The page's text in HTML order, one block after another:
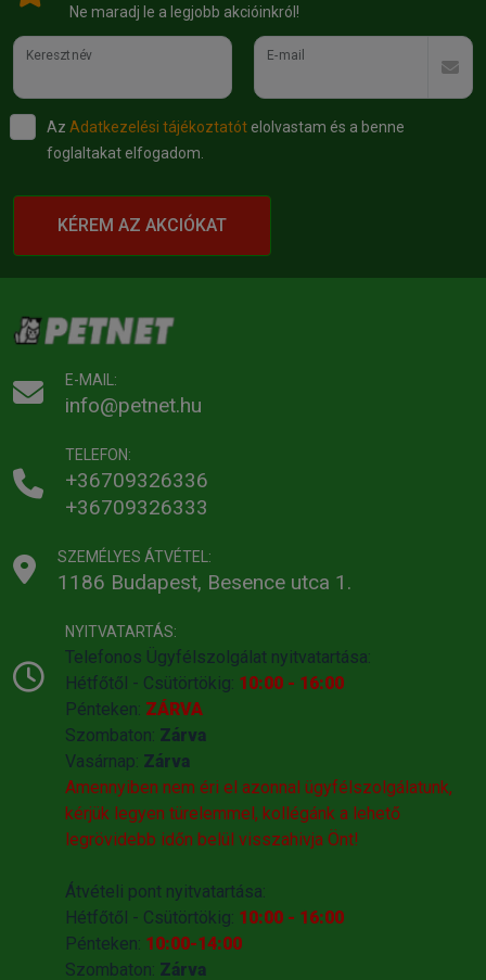
Ne maradj le a legjobb akcióinkról!
Keresztnév E-mail
Az Adatkezelési tájékoztatót elolvastam és a benne
foglaltakat elfogadom.
KÉREM AZ AKCIÓKAT
E-MAIL:
info@petnet.hu
TELEFON:
+36709326336
+36709326333
SZEMÉLYES ÁTVÉTEL:
1186 Budapest, Besence utca 1.
NYITVATARTÁS:
Telefonos Ügyfélszolgálat nyitvatartása:
Hétfőtől - Csütörtökig: 10:00 - 16:00
Pénteken: ZÁRVA
Szombaton: Zárva
Vasárnap: Zárva
Amennyiben nem éri el azonnal ügyfélszolgálatunk,
kérjük legyen türelemmel, kollégánk a lehető
legrövidebb időn belül visszahivja Önt!
Átvételi pont nyitvatartása:
Hétfőtől - Csütörtökig: 10:00 - 16:00
Pénteken: 10:00-14:00
Szombaton: Zárva